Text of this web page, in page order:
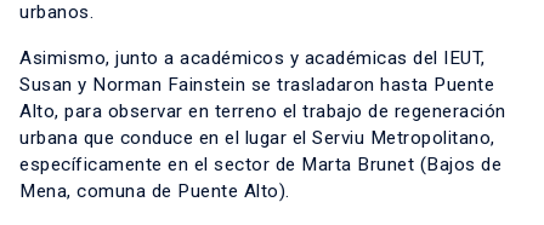
urbanos.
Asimismo, junto a académicos y académicas del IEUT,
Susan y Norman Fainstein se trasladaron hasta Puente
Alto, para observar en terreno el trabajo de regeneración
urbana que conduce en el lugar el Serviu Metropolitano,
específicamente en el sector de Marta Brunet (Bajos de
Mena, comuna de Puente Alto).